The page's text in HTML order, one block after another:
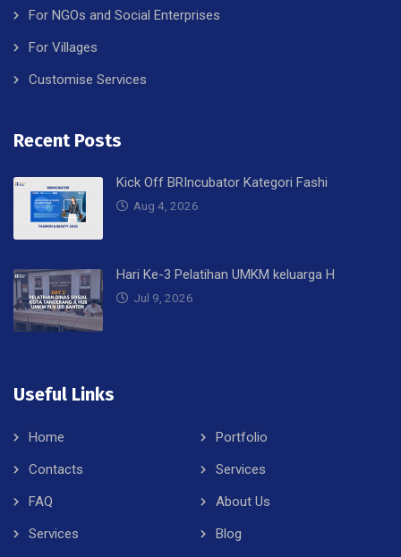
For NGOs and Social Enterprises
For Villages
Customise Services
Recent Posts
Kick Off BRIncubator Kategori Fashi
Aug 4, 2026
Hari Ke-3 Pelatihan UMKM keluarga H
Jul 9, 2026
Useful Links
Home
Portfolio
Contacts
Services
FAQ
About Us
Services
Blog